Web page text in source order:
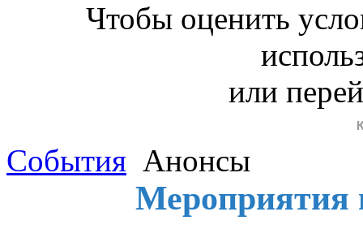
Чтобы оценить
или
События Анонсы
Мероприятия